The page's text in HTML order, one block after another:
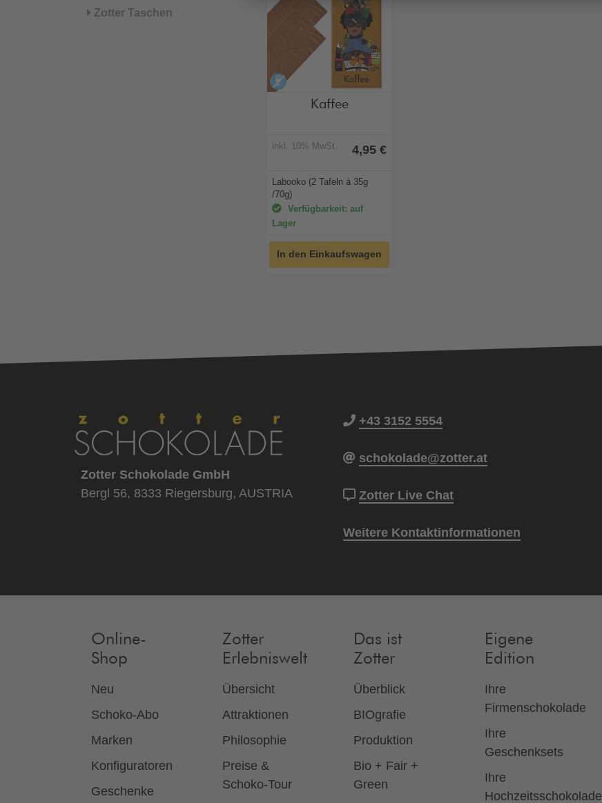
Zotter Taschen
alkoholfrei
Kaffee
inkl. 10% MwSt. 4,95 €
Labooko (2 Tafeln à 35g
/70g)
Verfügbarkeit: auf
Lager
In den Einkaufswagen
Zotter Schokolade GmbH
Bergl 56, 8333 Riegersburg, AUSTRIA
+43 3152 5554
schokolade@zotter.at
Zotter Live Chat
Weitere Kontaktinformationen
Online-
Shop
Neu
Schoko-Abo
Marken
Konfiguratoren
Geschenke
Zotter
Erlebniswelt
Übersicht
Attraktionen
Philosophie
Preise &
Schoko-Tour
Das ist
Zotter
Überblick
BIOgrafie
Produktion
Bio + Fair +
Green
Eigene
Edition
Ihre
Firmenschokolade
Ihre
Geschenksets
Ihre
Hochzeitsschokolade